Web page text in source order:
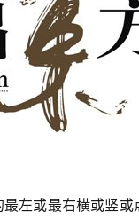
左或最右横或竖